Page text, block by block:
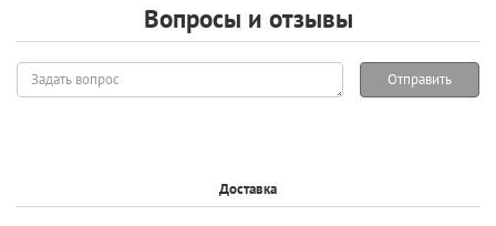
Вопросы и отзывы
Задать
вопрос
Отправить
Доставка